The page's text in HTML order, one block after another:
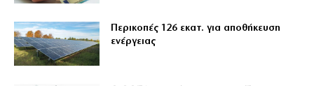
Περικοπές 126 εκατ. για αποθήκευση
ενέργειας